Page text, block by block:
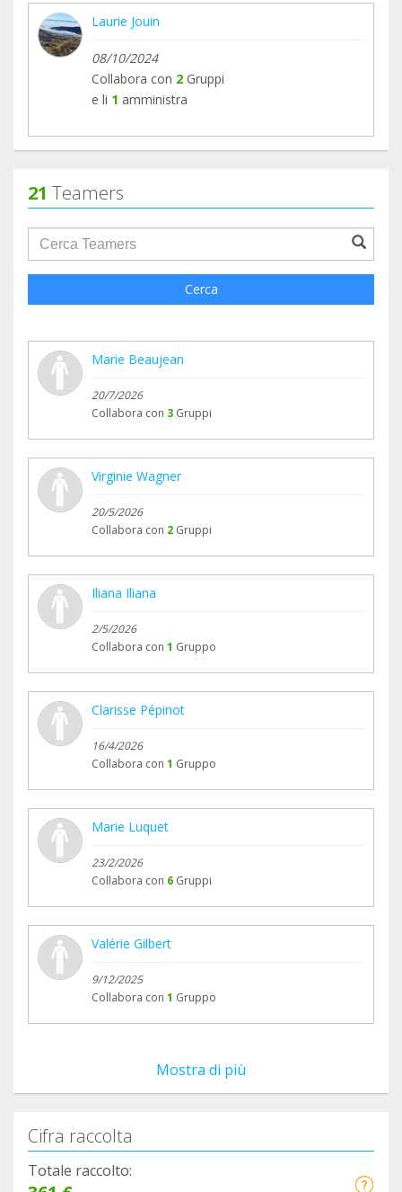
Laurie Jouin
08/10/2024
Collabora con 2 Gruppi
e li 1 amministra
21 Teamers
groupProfile.searchForm.search.text???
Cerca
Marie Beaujean
20/7/2026
Collabora con 3 Gruppi
Virginie Wagner
20/5/2026
Collabora con 2 Gruppi
Iliana Iliana
2/5/2026
Collabora con 1 Gruppo
Clarisse Pépinot
16/4/2026
Collabora con 1 Gruppo
Marie Luquet
23/2/2026
Collabora con 6 Gruppi
Valérie Gilbert
9/12/2025
Collabora con 1 Gruppo
Mostra di più
Cifra raccolta
Totale raccolto: